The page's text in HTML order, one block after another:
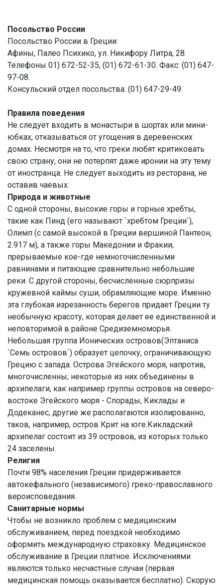
Посольство России
Посольство России в Греции:
Афины, Палео Психико, ул. Никифору Литра, 28.
Телефоны 01) 672-52-35, (01) 672-61-30. Факс: (01) 647-
97-08.
Консульский отдел посольства: (01) 647-29-49.
Правила поведения
Не следует входить в монастыри в шортах или мини-
юбках, отказываться от угощения в деревенских
домах. Несмотря на то, что греки любят критиковать
свою страну, они не потерпят даже иронии на эту тему
от иностранца. Не следует выходить из ресторана, не
оставив чаевых.
Природа и животные
С одной стороны, высокие горы и горные хребты,
такие как Пинд (его называют `хребтом Греции`),
Олимп (с самой высокой в Греции вершиной Пантеон,
2.917 м), а также горы Македонии и Фракии,
прерываемые кое-где немногочисленными
равнинами и питающие сравнительно небольшие
реки. С другой стороны, бесчисленные сюрпризы
кружевной каймы суши, обрамляющие море. Именно
эта глубокая изрезанность берегов придает Греции ту
необычную красоту, которая делает ее единственной и
неповторимой в районе Средиземноморья.
Небольшая группа Ионических островов(Эптаниса
`Семь островов`) образует цепочку, ограничивающую
Грецию с запада. Острова Эгейского моря, напротив,
многочисленны; некоторые из них объединены в
архипелаги, как например группы островов на северо-
востоке Эгейского моря - Спорады, Киклады и
Додеканес, другие же располагаются изолированно,
таков, например, остров Крит на юге.Кикладский
архипелаг состоит из 39 островов, из которых только
24 заселены.
Религия
Почти 98% населения Греции придерживается
автокефального (независимого) греко-православного
вероисповедания.
Санитарные нормы
Чтобы не возникло проблем с медицинским
обслуживанием, перед поездкой необходимо
оформить международную страховку. Медицинское
обслуживание в Греции платное. Исключениями
являются только несчастные случаи (первая
медицинская помощь оказывается бесплатно). Скорую